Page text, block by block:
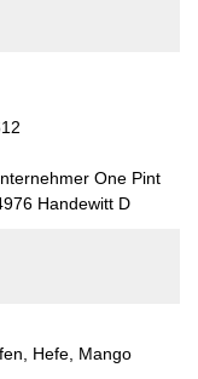
One Pint
Handewitt D
Hefe, Mango